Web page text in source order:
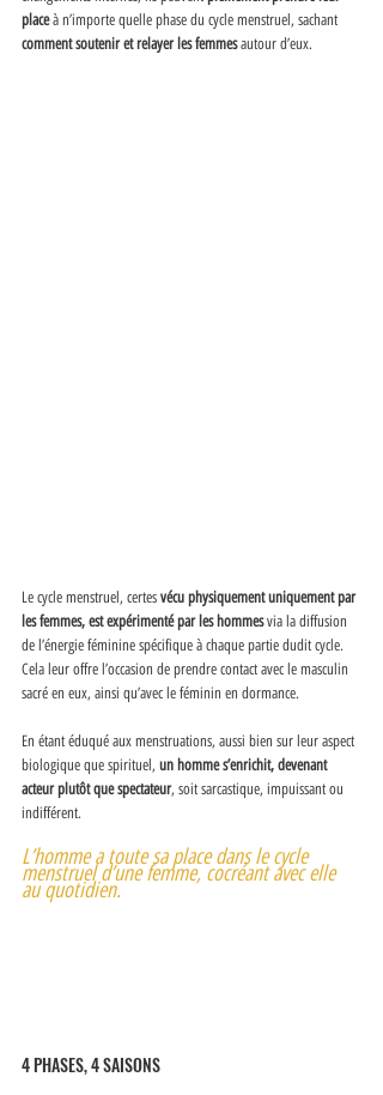
place à n’importe quelle phase du cycle menstruel, sachant
comment soutenir et relayer les femmes autour d’eux.
Le cycle menstruel, certes vécu physiquement uniquement par
les femmes, est expérimenté par les hommes via la diffusion
de l’énergie féminine spécifique à chaque partie dudit cycle.
Cela leur offre l’occasion de prendre contact avec le masculin
sacré en eux, ainsi qu’avec le féminin en dormance.
En étant éduqué aux menstruations, aussi bien sur leur aspect
biologique que spirituel, un homme s’enrichit, devenant
acteur plutôt que spectateur, soit sarcastique, impuissant ou
indifférent.
L’homme a toute sa place dans le cycle
menstruel d’une femme, cocréant avec elle
au quotidien.
4 PHASES, 4 SAISONS